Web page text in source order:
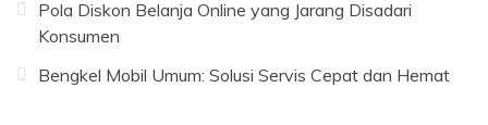
Pola Diskon Belanja Online yang Jarang Disadari
Konsumen
Bengkel Mobil Umum: Solusi Servis Cepat dan Hemat